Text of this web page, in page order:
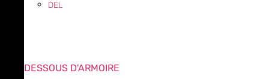
DEL
DESSOUS D'ARMOIRE